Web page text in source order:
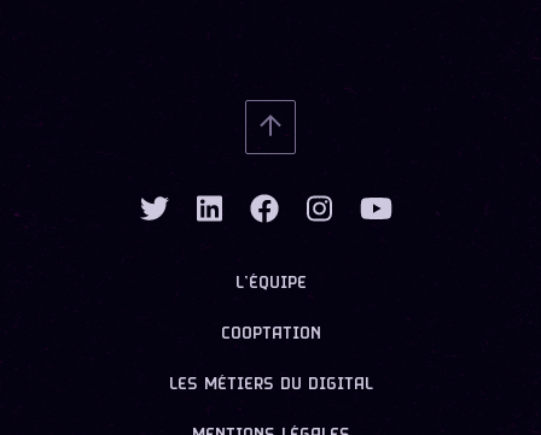
L’ÉQUIPE
COOPTATION
LES MÉTIERS DU DIGITAL